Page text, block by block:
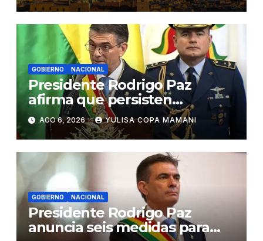
GOBIERNO NACIONAL
Presidente Rodrigo Paz
afirma que persisten
amenazas contra la
estabilidad del país
AGO 6, 2026 YULISA COPA MAMANI
GOBIERNO NACIONAL
Presidente Rodrigo Paz
anuncia seis medidas para